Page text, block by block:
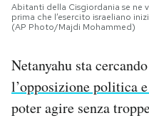
Abitanti della Cisgiordania se ne
prima che l’esercito israeliano
(AP Photo/Majdi Mohammed)
Netanyahu sta
l’opposizione politica
poter agire senza